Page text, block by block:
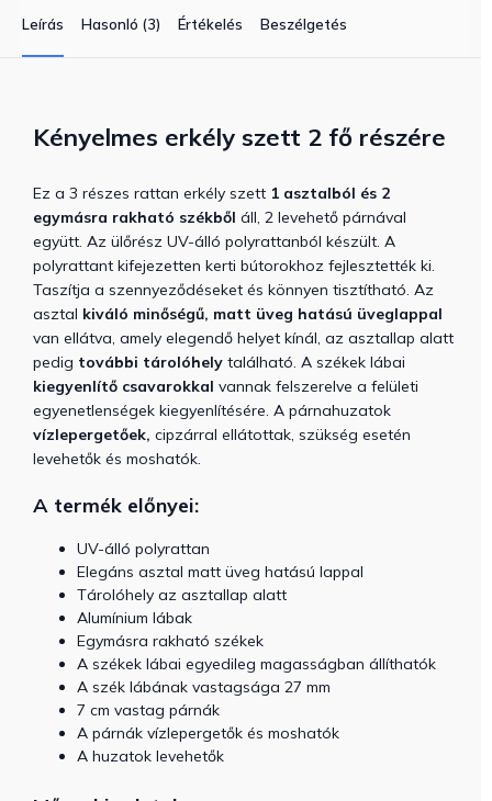
Leírás Hasonló (3) Értékelés Beszélgetés
Kényelmes erkély szett 2 fő részére
Ez a 3 részes rattan erkély szett 1 asztalból és 2
egymásra rakható székből áll, 2 levehető párnával
együtt. Az ülőrész UV-álló polyrattanból készült. A
polyrattant kifejezetten kerti bútorokhoz fejlesztették ki.
Taszítja a szennyeződéseket és könnyen tisztítható. Az
asztal kiváló minőségű, matt üveg hatású üveglappal
van ellátva, amely elegendő helyet kínál, az asztallap alatt
pedig további tárolóhely található. A székek lábai
kiegyenlítő csavarokkal vannak felszerelve a felületi
egyenetlenségek kiegyenlítésére. A párnahuzatok
vízlepergetőek, cipzárral ellátottak, szükség esetén
levehetők és moshatók.
A termék előnyei:
UV-álló polyrattan
Elegáns asztal matt üveg hatású lappal
Tárolóhely az asztallap alatt
Alumínium lábak
Egymásra rakható székek
A székek lábai egyedileg magasságban állíthatók
A szék lábának vastagsága 27 mm
7 cm vastag párnák
A párnák vízlepergetők és moshatók
A huzatok levehetők